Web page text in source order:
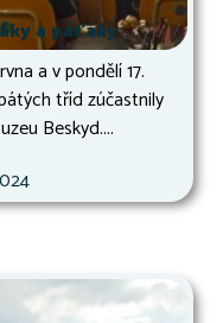
a páťáky
a v pondělí 17.
tříd zúčastnily
Beskyd....